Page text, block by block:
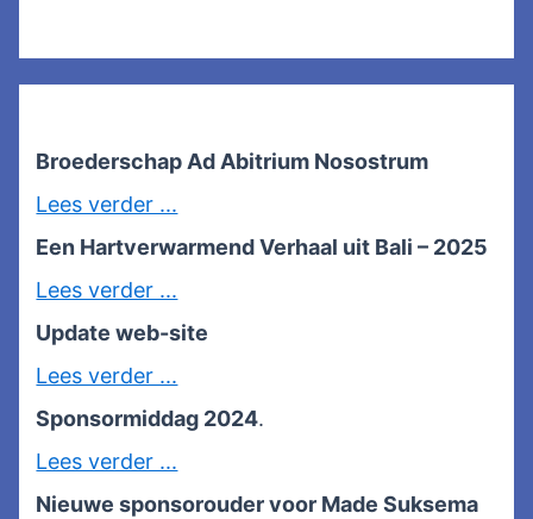
Broederschap Ad Abitrium Nosostrum
Lees verder ...
Een Hartverwarmend Verhaal uit Bali – 2025
Lees verder ...
Update web-site
Lees verder ...
Sponsormiddag 2024.
Lees verder ...
Nieuwe sponsorouder voor Made Suksema